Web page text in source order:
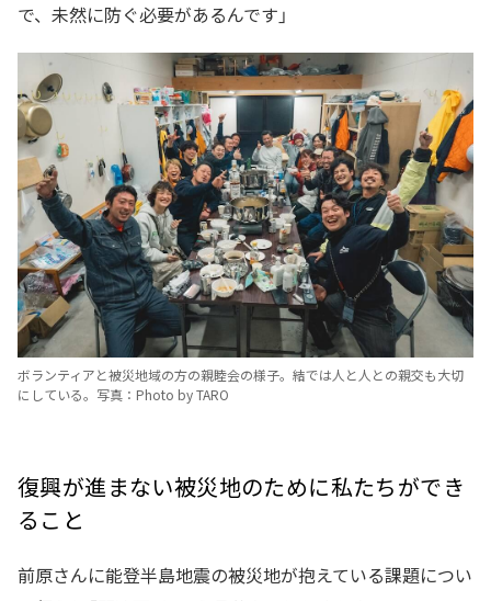
で、未然に防ぐ必要があるんです」
ボランティアと被災地域の方の親睦会の様子。結では人と人との親交も大切
にしている。写真：Photo by TARO
復興が進まない被災地のために私たちができ
ること
前原さんに能登半島地震の被災地が抱えている課題につい